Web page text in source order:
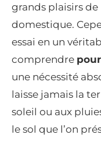
grands plaisirs
domestique.
essai en un
comprendre
une nécessité
laisse jamais la
soleil ou aux
le sol que l’on